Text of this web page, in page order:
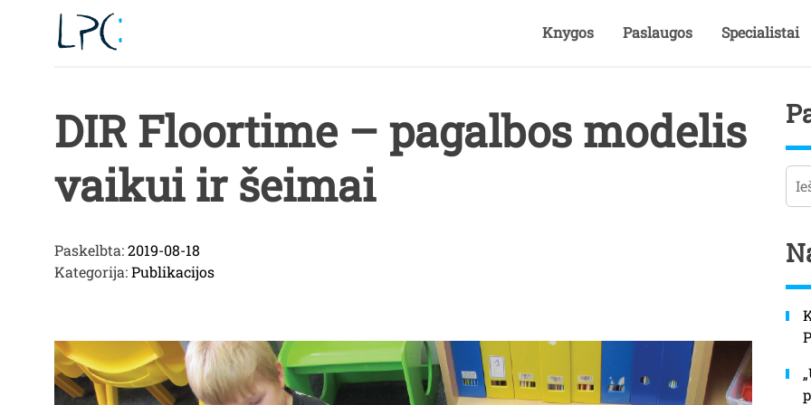
Knygos Paslaugos Specialistai
DIR Floortime – pagalbos modelis
vaikui ir šeimai
Paskelbta:2019-08-18
Kategorija:Publikacijos